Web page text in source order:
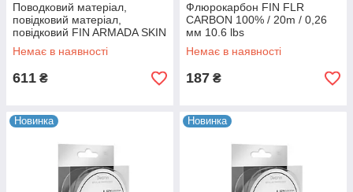
Поводковий матеріал,
повідковий матеріал,
повідковий FIN ARMADA SKIN
20m/зелений камуфляж 25lbs
Немає в наявності
611 ₴
Флюрокарбон FIN FLR
CARBON 100% / 20m / 0,26
мм 10.6 lbs
Немає в наявності
187 ₴
Новинка Новинка